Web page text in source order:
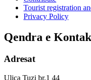
Tourist registration
Privacy Policy
Qendra e
Adresat
Ulica Tuzi br.1 44